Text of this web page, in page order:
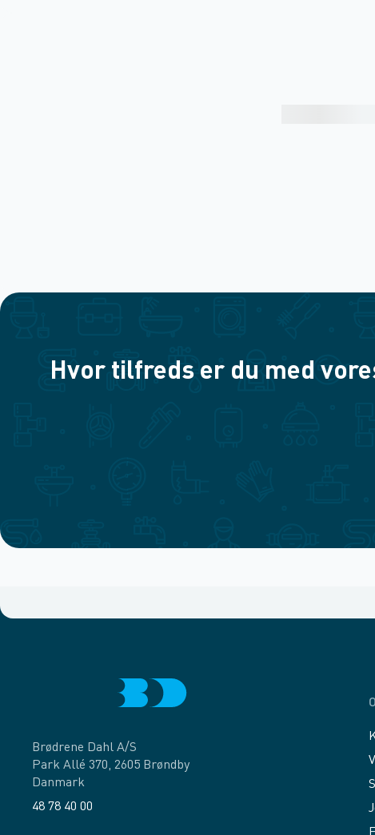
Hvor tilfreds er du med
Brødrene Dahl A/S
Park Allé 370, 2605 Brøndby
Danmark
48 78 40 00